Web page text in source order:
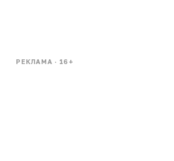
РЕКЛАМА · 16+